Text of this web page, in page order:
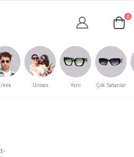
0
Unisex Yeni Çok Satanlar